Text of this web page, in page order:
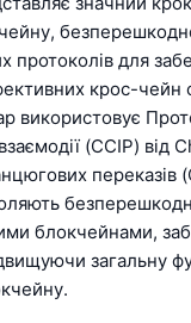
протоколів для
крос-чейн
використовує
(CCIP) від
переказів
блокчейнами,
загальну